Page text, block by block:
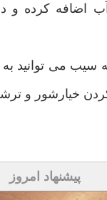
اضافه کرده و
سیب می توانید به
خیارشور و
پیشنهاد امروز